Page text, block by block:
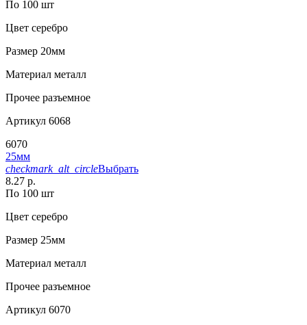
По 100 шт
Цвет серебро
Размер 20мм
Материал металл
Прочее разъемное
Артикул 6068
6070
25мм
checkmark_alt_circleВыбрать
8.27 р.
По 100 шт
Цвет серебро
Размер 25мм
Материал металл
Прочее разъемное
Артикул 6070